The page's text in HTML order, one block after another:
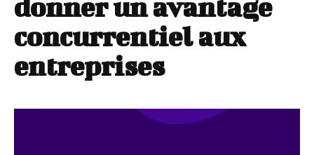
donner un avantage
concurrentiel aux
entreprises